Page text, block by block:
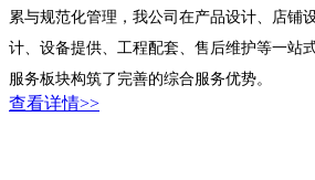
累与规范化管理，我公司在产品设计、店铺
计、设备提供、工程配套、售后维护等一站
服务板块构筑了完善的综合服务优势。
查看详情>>